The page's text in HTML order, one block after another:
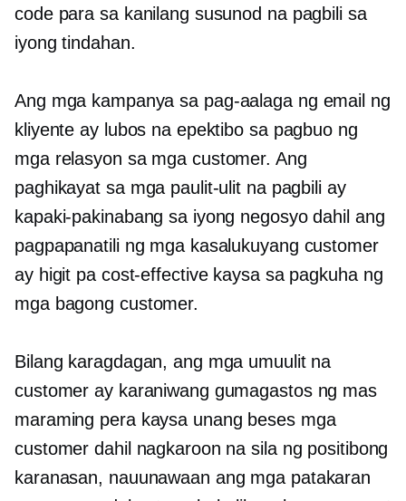
code para sa kanilang susunod na pagbili sa
iyong tindahan.
Ang mga kampanya sa pag-aalaga ng email ng
kliyente ay lubos na epektibo sa pagbuo ng
mga relasyon sa mga customer. Ang
paghikayat sa mga paulit-ulit na pagbili ay
kapaki-pakinabang sa iyong negosyo dahil ang
pagpapanatili ng mga kasalukuyang customer
ay higit pa cost-effectivekaysa sa pagkuha ng
mga bagong customer.
Bilang karagdagan, ang mga umuulit na
customer ay karaniwang gumagastos ng mas
maraming pera kaysa unang besesmga
customer dahil nagkaroon na sila ng positibong
karanasan, nauunawaan ang mga patakaran